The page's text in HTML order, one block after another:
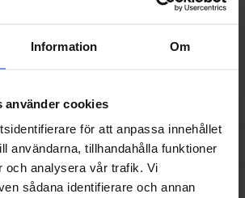
Information Om
använder cookies
för att anpassa innehållet
användarna, tillhandahålla funktioner
och analysera vår trafik. Vi
sådana identifierare och annan
produkter